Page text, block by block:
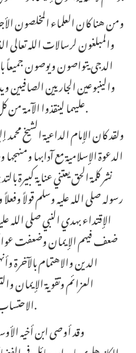
ومن هنا كان العلماء المخلصون
والمبلغون لرسالات الله
الدجى يتواصون ويوصون جميعاً
والينبوعين الجاريين
عليهما لينقذوا الآمة من كل زيغ وضلال وتحريف وانحراف.
ولقد كان الإمام الداعية الشيخ
الدعوة الإسلامية مع آدابها
نشر كلمة الحق يعتني عناية كبيرة
رسوله صلى الله عليه وسلم قولاً
الإقتداء بهدي النبي صلى
ضعف فيهم الإيمان وضعفت
الدين والاهتمام بالآخرة
العزائم وتقوية الإيمان
الاحتساب، وكذلك التخويف من العذاب.
وقد أوصى ابن أخيه